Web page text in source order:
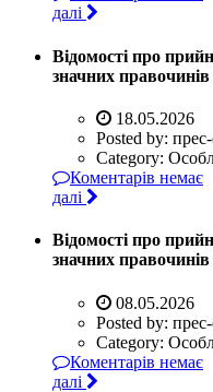
далі
Відомості про
значних правочинів
18.05.2026
Posted by:
Category:
Коментарів немає
далі
Відомості про
значних правочинів
08.05.2026
Posted by:
Category:
Коментарів немає
далі